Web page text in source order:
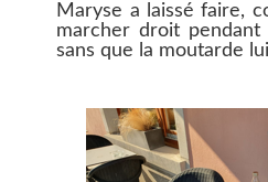
Maryse a laissé faire,
marcher droit
sans que la moutarde